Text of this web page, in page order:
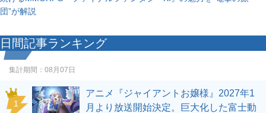
団”が解説
日間記事ランキング
集計期間： 08月07日
1
アニメ『ジャイアントお嬢様』2027年1
月より放送開始決定。巨大化した富士動